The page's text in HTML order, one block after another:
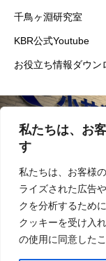
私たちは、お
す
私たちは、お客様
ライズされた広告
クを分析するため
クッキーを受け入
の使用に同意した
本ホーム
ルサーバ
ります。
別途委託
と同様に
６．個人
千鳥ヶ淵研究室
KBR公式Youtube
お役立ち情報ダウン
会社概要
実績